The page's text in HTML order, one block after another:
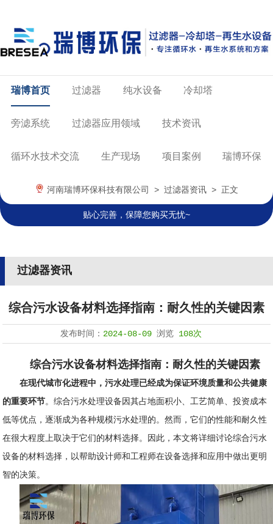
瑞博首页 过滤器 纯水设备 冷却塔
旁滤系统 过滤器应用领域 技术资讯
循环水技术交流 生产现场 项目案例 瑞博环保
河南瑞博环保科技有限公司 > 过滤器资讯> 正文
贴心完善，保障您购买无忧~
过滤器资讯
综合污水设备材料选择指南：耐久性的关键因素
发布时间： 2024-08-09 浏览 108次
综合污水设备材料选择指南：耐久性的关键因素
在现代城市化进程中，污水处理已经成为保证环境质量和公共健康
的重要环节。综合污水处理设备因其占地面积小、工艺简单、投资成本
低等优点，逐渐成为各种规模污水处理的。然而，它们的性能和耐久性
在很大程度上取决于它们的材料选择。因此，本文将详细讨论综合污水
设备的材料选择，以帮助设计师和工程师在设备选择和应用中做出更明
智的决策。